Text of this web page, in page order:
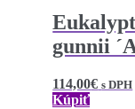
gunnii
114,00€ s DPH
Kúpiť